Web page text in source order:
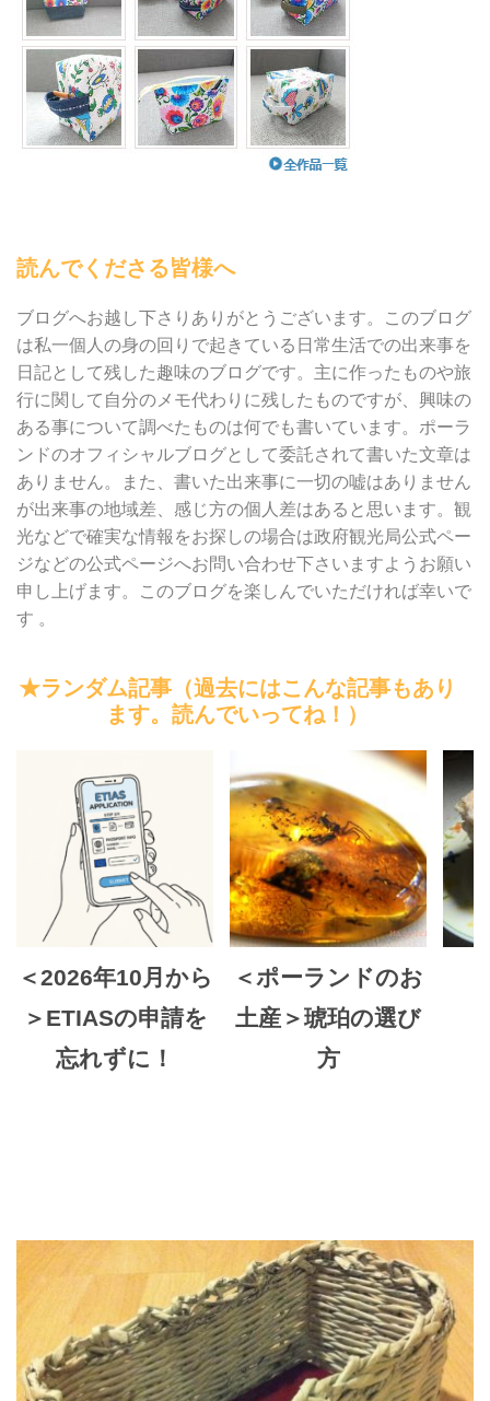
読んでくださる皆様へ
ブログへお越し下さりありがとうございます。このブログ
は私一個人の身の回りで起きている日常生活での出来事を
日記として残した趣味のブログです。主に作ったものや旅
行に関して自分のメモ代わりに残したものですが、興味の
ある事について調べたものは何でも書いています。ポーラ
ンドのオフィシャルブログとして委託されて書いた文章は
ありません。また、書いた出来事に一切の嘘はありません
が出来事の地域差、感じ方の個人差はあると思います。観
光などで確実な情報をお探しの場合は政府観光局公式ペー
ジなどの公式ページへお問い合わせ下さいますようお願い
申し上げます。このブログを楽しんでいただければ幸いで
す 。
★ランダム記事（過去にはこんな記事もあり
ます。読んでいってね！）
＜2026年10月から
＞ETIASの申請を
忘れずに！
＜ポーランドのお
土産＞琥珀の選び
方